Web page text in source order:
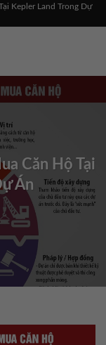
Kepler Land Trong Dự
Căn Hộ Tại
Án